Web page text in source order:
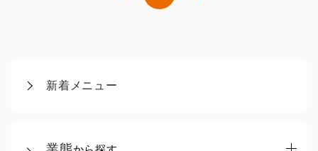
新着メニュー